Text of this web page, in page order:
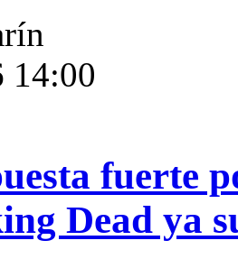
14:00
fuerte
Dead ya